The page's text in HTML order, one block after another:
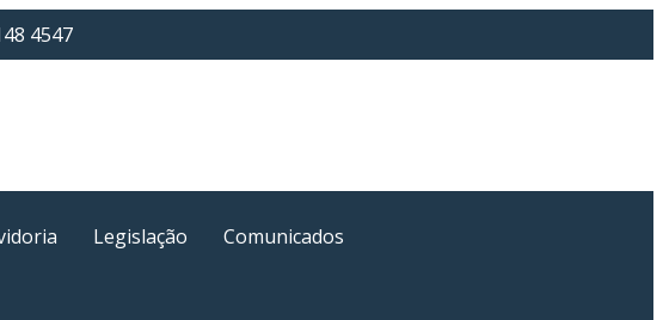
4547
Legislação
Comunicados